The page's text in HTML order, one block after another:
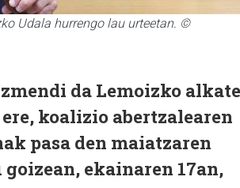
Udala hurrengo lau urteetan. ©
da Lemoizko alkate
koalizio abertzalearen
pasa den maiatzaren
ekainaren 17an,